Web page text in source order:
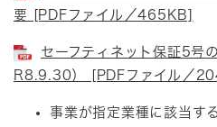
要 [PDFファイル／465KB]
セーフティネット保証5号
R8.9.30） [PDFファイル／
事業が指定業種に該当す